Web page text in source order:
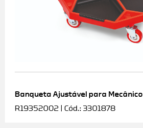
Banqueta Ajustável para Mecânico
R19352002 | Cód.: 3301878